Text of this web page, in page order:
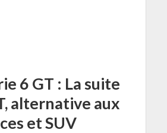
6 GT : La suite
alternative aux
et SUV